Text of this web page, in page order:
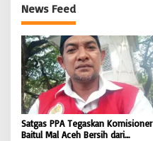
News Feed
Satgas PPA Tegaskan Komisioner
Baitul Mal Aceh Bersih dari